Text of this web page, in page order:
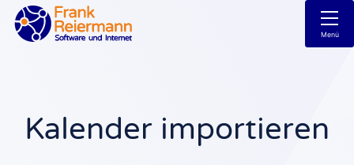
Menü
Kalender importieren